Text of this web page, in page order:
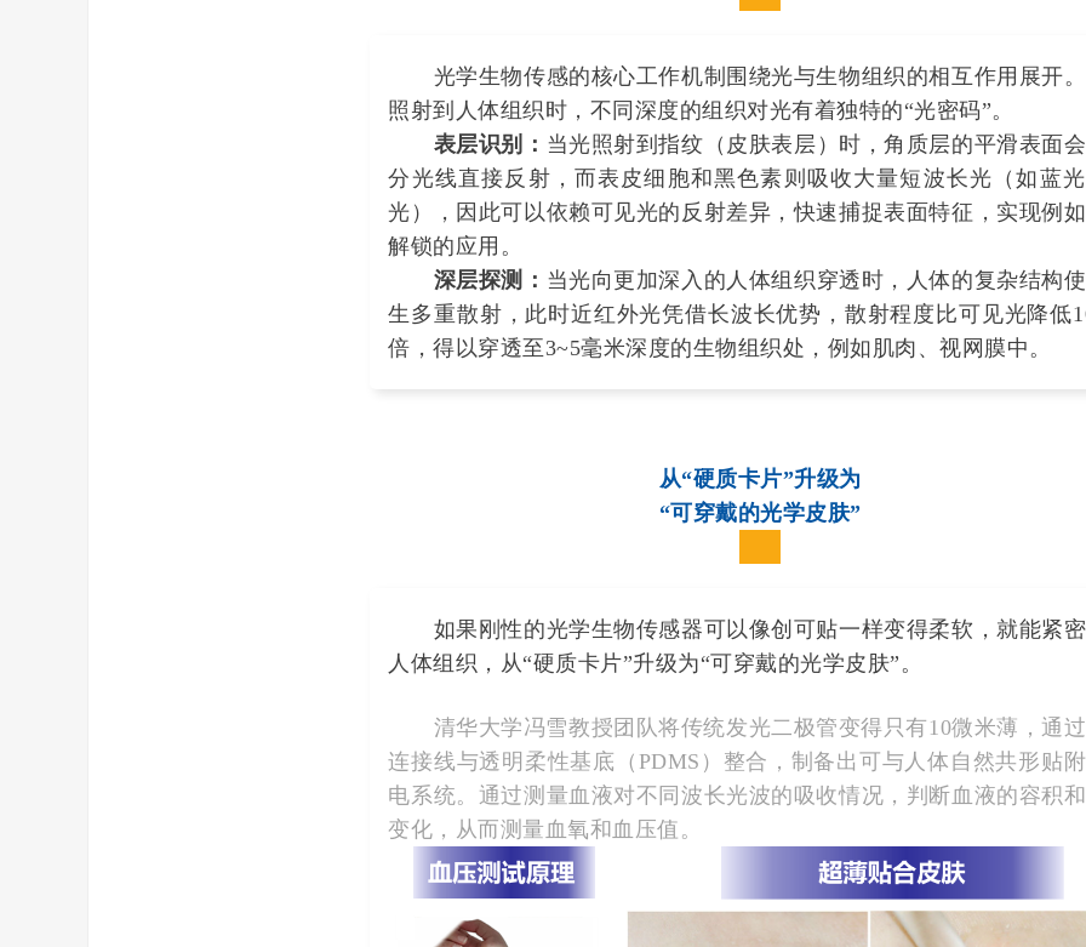
光学生物传感的核心工作机制围绕光与生物组织的相互作用展开
照射到人体组织时，不同深度的组织对光有着独特的“光密码”。
表层识别： 当光照射到指纹（皮肤表层）时，角质层的平滑表面
分光线直接反射，而表皮细胞和黑色素则吸收大量短波长光（如蓝
光），因此可以依赖可见光的反射差异，快速捕捉表面特征，实现例
解锁的应用。
深层探测： 当光向更加深入的人体组织穿透时，人体的复杂结构
生多重散射，此时近红外光凭借长波长优势，散射程度比可见光降低
倍，得以穿透至3~5毫米深度的生物组织处，例如肌肉、视网膜中。
从“硬质卡片”升级为
“可穿戴的光学皮肤”
如果刚性的光学生物传感器可以像创可贴一样变得柔软，就能紧
人体组织，从“硬质卡片”升级为“可穿戴的光学皮肤”。
清华大学冯雪教授团队将传统发光二极管变得只有10微米薄，通
连接线与透明柔性基底（PDMS）整合，制备出可与人体自然共形贴
电系统。通过测量血液对不同波长光波的吸收情况，判断血液的容积
变化，从而测量血氧和血压值。